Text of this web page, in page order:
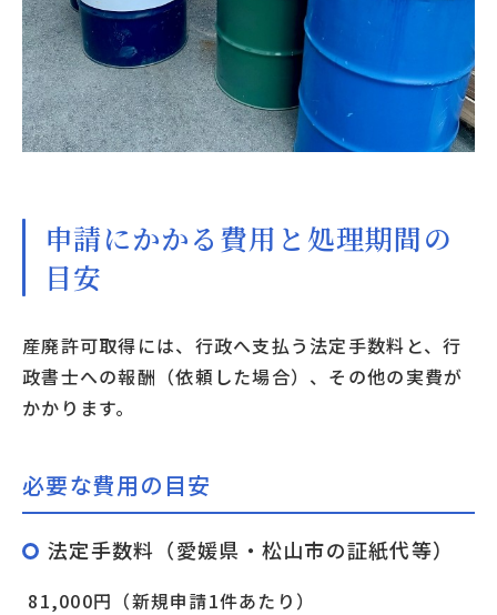
申請にかかる費用と処理期間の
目安
産廃許可取得には、行政へ支払う法定手数料と、行
政書士への報酬（依頼した場合）、その他の実費が
かかります。
必要な費用の目安
法定手数料（愛媛県・松山市の証紙代等）
81,000円（新規申請1件あたり）